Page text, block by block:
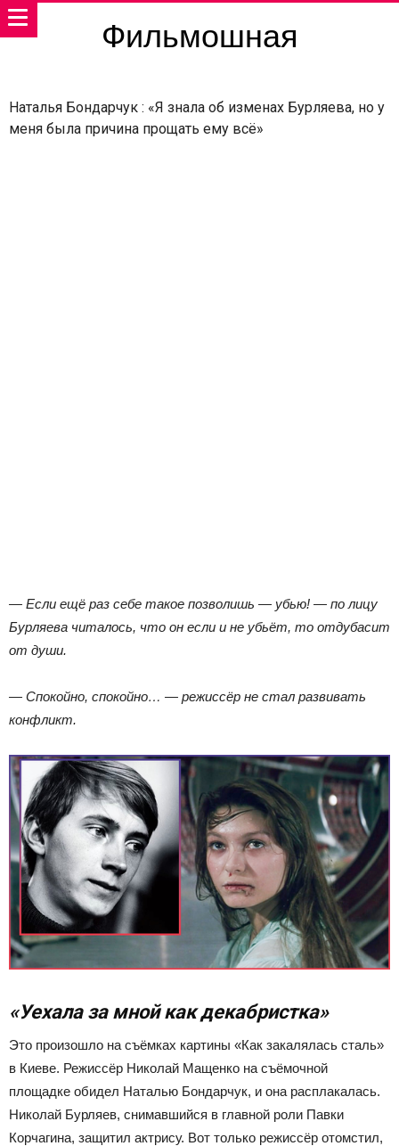
Фильмошная
Наталья Бондарчук : «Я знала об изменах Бурляева, но у
меня была причина прощать ему всё»
— Если ещё раз себе такое позволишь — убью! — по лицу
Бурляева читалось, что он если и не убьёт, то отдубасит
от души.
— Спокойно, спокойно… — режиссёр не стал развивать
конфликт.
«Уехала за мной как декабристка»
Это произошло на съёмках картины «Как закалялась сталь»
в Киеве. Режиссёр Николай Мащенко на съёмочной
площадке обидел Наталью Бондарчук, и она расплакалась.
Николай Бурляев, снимавшийся в главной роли Павки
Корчагина, защитил актрису. Вот только режиссёр отомстил,